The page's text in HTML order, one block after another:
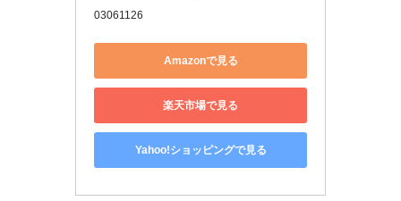
03061126
Amazonで見る
楽天市場で見る
Yahoo!ショッピングで見る